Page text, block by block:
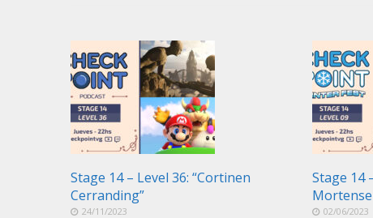
Stage 14 – Level 36: “Cortinen
Cerranding”
24/11/2023
Stage 14
02/06/2023